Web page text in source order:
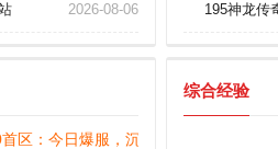
2026-08-06 195神龙传
区：今日爆服，沉默帝位再度降临！
综合经验